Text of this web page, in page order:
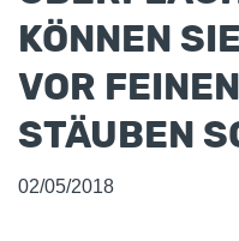
KÖNNEN
VOR
STÄUBEN
02/05/2018